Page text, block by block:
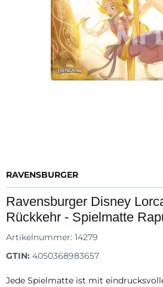
RAVENSBURGER
Ravensburger Disney
Rückkehr - Spielmatte
Artikelnummer: 14279
GTIN: 4050368983657
Jede Spielmatte ist mit